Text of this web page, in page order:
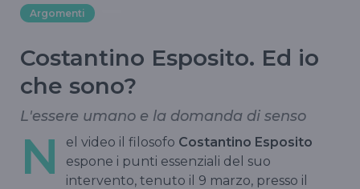
Argomenti
Costantino Esposito. Ed io
che sono?
L'essere umano e la domanda di senso
N el video il filosofo Costantino Esposito
espone i punti essenziali del suo
intervento, tenuto il 9 marzo, presso il